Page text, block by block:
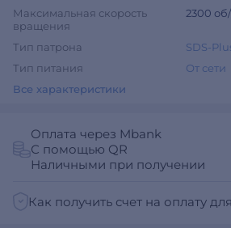
Максимальная скорость
вращения
2300
Тип патрона
SDS-
Тип питания
От сети
Все характеристики
Оплата через Mbank
С помощью QR
Наличными при получении
Как получить счет на оплату